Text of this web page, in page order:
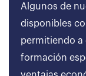
Algunos de
disponibles
permitiendo a
formación